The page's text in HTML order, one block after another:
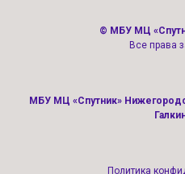
© МБУ МЦ
Все права
МБУ МЦ «Спутник»
Политика